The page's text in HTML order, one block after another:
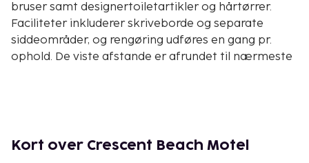
bruser samt designertoiletartikler og hårtørrer.
Faciliteter inkluderer skriveborde og separate
siddeområder, og rengøring udføres en gang pr.
ophold. De viste afstande er afrundet til nærmeste
Redwood National and State Parks - 2,1 km
Kort over Crescent Beach Motel